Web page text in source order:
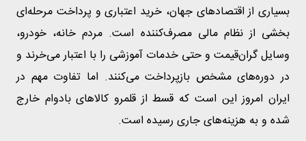
بسیاری از اقتصادهای جهان، خرید اعتباری و پرداخت مرحله‌ای
بخشی از نظام مالی مصرف‌کننده است. مردم خانه، خودرو،
وسایل گران‌قیمت و حتی خدمات آموزشی را با اعتبار می‌خرند و
در دوره‌های مشخص بازپرداخت می‌کنند. اما تفاوت مهم در
ایران امروز این است که قسط از قلمرو کالاهای بادوام خارج
شده و به هزینه‌های جاری رسیده است.